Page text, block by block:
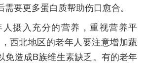
要更多蛋白质帮助伤口愈合。
人摄入充分的营养，重视营养平
西北地区的老年人要注意增加蔬
免造成B族维生素缺乏。有的老年